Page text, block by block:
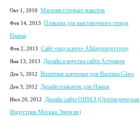
Окт 1, 2010 Магазин готовых макетов
Фев 14, 2013 Плакаты для выставочного стенда
Haama
Фев 2, 2013 Сайт «под ключ» Alldayenergyspray
Янв 13, 2013 Дизайн и верстка сайта Астраком
Дек 5, 2012 Визитные карточки для Barmina Glass
Дек 3, 2012 Дизайн плакатов для Haama
Июл 20, 2012 Дизайн сайта ОИМЭ (Ортопедическая
Индустрия Москва Энергия)